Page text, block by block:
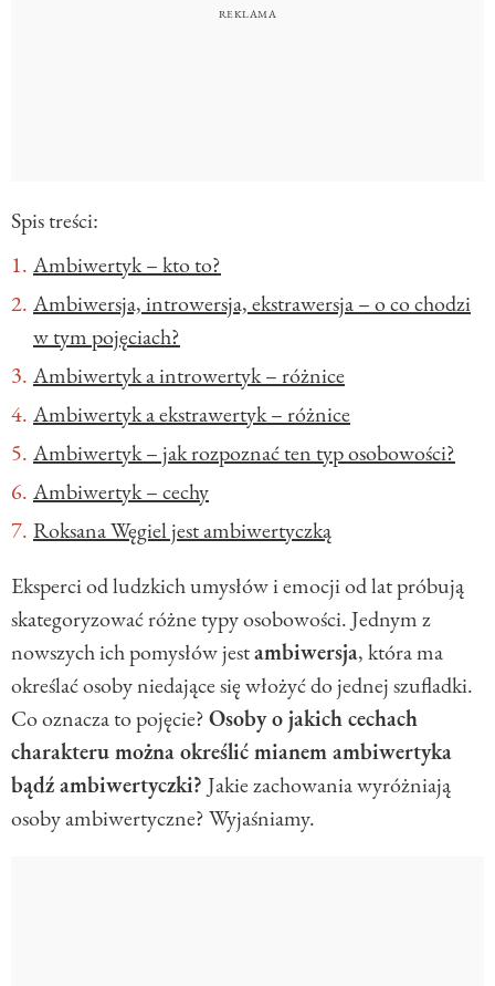
Spis treści:
Ambiwertyk – kto to?
Ambiwersja, introwersja, ekstrawersja – o co chodzi
w tym pojęciach?
Ambiwertyk a introwertyk – różnice
Ambiwertyk a ekstrawertyk – różnice
Ambiwertyk – jak rozpoznać ten typ osobowości?
Ambiwertyk – cechy
Roksana Węgiel jest ambiwertyczką
Eksperci od ludzkich umysłów i emocji od lat próbują
skategoryzować różne typy osobowości. Jednym z
nowszych ich pomysłów jestambiwersja, która ma
określać osoby niedające się włożyć do jednej szufladki.
Co oznacza to pojęcie?Osoby o jakich cechach
charakteru można określić mianem ambiwertyka
bądź ambiwertyczki? Jakie zachowania wyróżniają
osoby ambiwertyczne? Wyjaśniamy.